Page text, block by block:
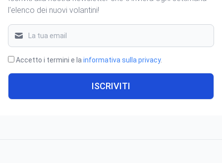
l'elenco dei nuovi volantini!
Accetto i termini e la informativa sulla privacy.
ISCRIVITI